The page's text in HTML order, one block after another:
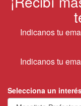
Indicanos tu
Indicanos tu
Selecciona un